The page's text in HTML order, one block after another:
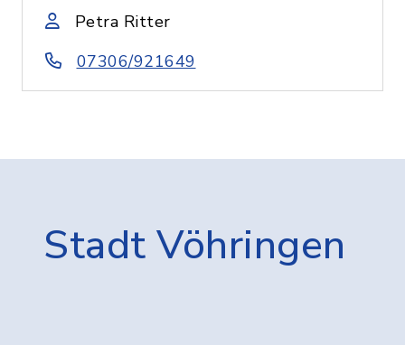
Petra Ritter
07306/921649
Stadt Vöhringen